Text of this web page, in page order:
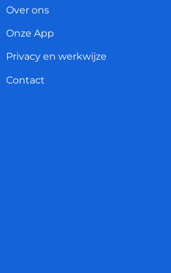
Over ons
Onze App
Privacy en werkwijze
Contact